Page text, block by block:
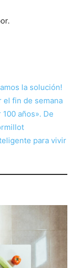
la solución!
el fin de semana
años». De
para vivir